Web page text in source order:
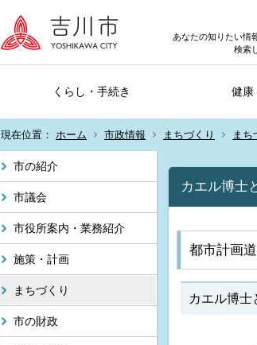
あなたの知りたい情
検索
くらし・手続き 健康
現在位置： ホーム 市政情報 まちづくり まち
市の紹介
市議会
市役所案内・業務紹介
施策・計画
まちづくり
市の財政
カエル博士
都市計画
カエル博士